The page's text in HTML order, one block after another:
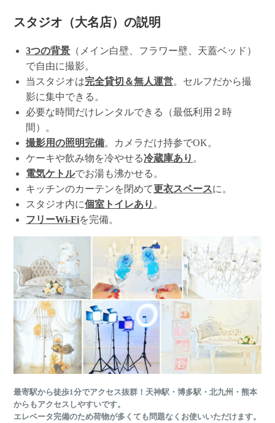
スタジオ（大名店）の説明
3つの背景 （メイン白壁、フラワー壁、天蓋ベッド）
で自由に撮影。
当スタジオは完全貸切＆無人運営。セルフだから撮
影に集中できる。
必要な時間だけレンタルできる（最低利用２時
間）。
撮影用の照明完備。カメラだけ持参でOK。
ケーキや飲み物を冷やせる冷蔵庫あり 。
電気ケトルでお湯も沸かせる。
キッチンのカーテンを閉めて更衣スペースに。
スタジオ内に個室トイレあり 。
フリーWi-Fiを完備。
最寄駅から徒歩1分でアクセス抜群！天神駅・博多駅・北九州・熊本
からもアクセスしやすいです。
エレベータ完備のため荷物が多くても問題なくお使いいただけます。